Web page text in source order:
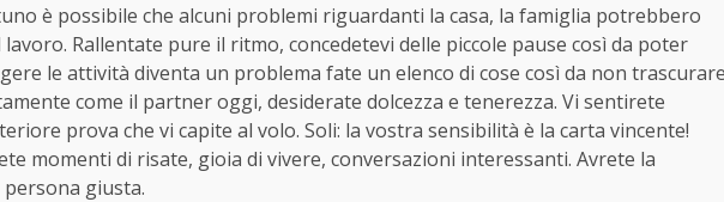
è possibile che alcuni problemi riguardanti la casa, la famiglia potrebbero
Rallentate pure il ritmo, concedetevi delle piccole pause così da poter
le attività diventa un problema fate un elenco di cose così da non
come il partner oggi, desiderate dolcezza e tenerezza. Vi sentirete
prova che vi capite al volo. Soli: la vostra sensibilità è la carta vincente!
momenti di risate, gioia di vivere, conversazioni interessanti. Avrete la
giusta.